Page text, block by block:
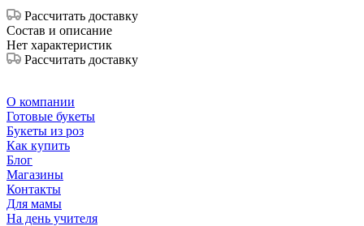
Рассчитать доставку
Состав и описание
Нет характеристик
Рассчитать доставку
О компании
Готовые букеты
Букеты из роз
Как купить
Блог
Магазины
Контакты
Для мамы
На день учителя